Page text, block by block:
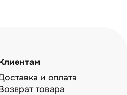
и оплата
товара